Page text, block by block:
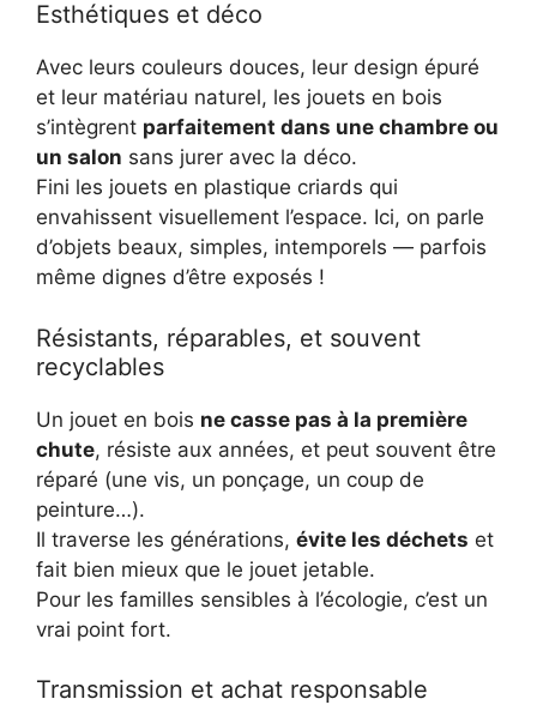
Esthétiques et déco
Avec leurs couleurs douces, leur design épuré
et leur matériau naturel, les jouets en bois
s’intègrent parfaitement dans une chambre ou
un salon sans jurer avec la déco.
Fini les jouets en plastique criards qui
envahissent visuellement l’espace. Ici, on parle
d’objets beaux, simples, intemporels — parfois
même dignes d’être exposés !
Résistants, réparables, et souvent
recyclables
Un jouet en bois ne casse pas à la première
chute, résiste aux années, et peut souvent être
réparé (une vis, un ponçage, un coup de
peinture…).
Il traverse les générations, évite les déchets et
fait bien mieux que le jouet jetable.
Pour les familles sensibles à l’écologie, c’est un
vrai point fort.
Transmission et achat responsable